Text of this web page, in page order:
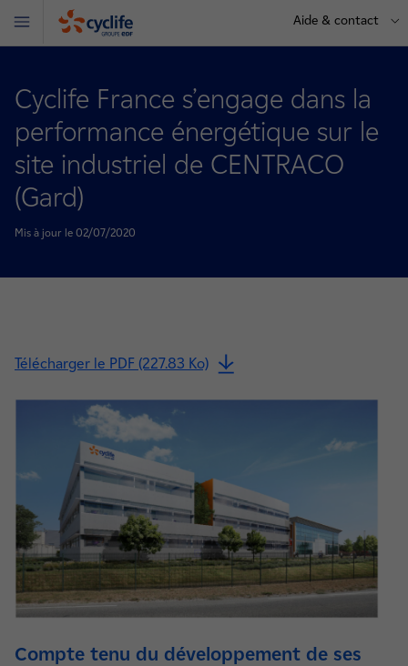
Cyclife
Aide & contact
Menu
Cyclife France s’engage dans la
performance énergétique sur le
site industriel de CENTRACO
(Gard)
Mis à jour le 02/07/2020
Télécharger le PDF (227.83 Ko)
Compte tenu du développement de ses